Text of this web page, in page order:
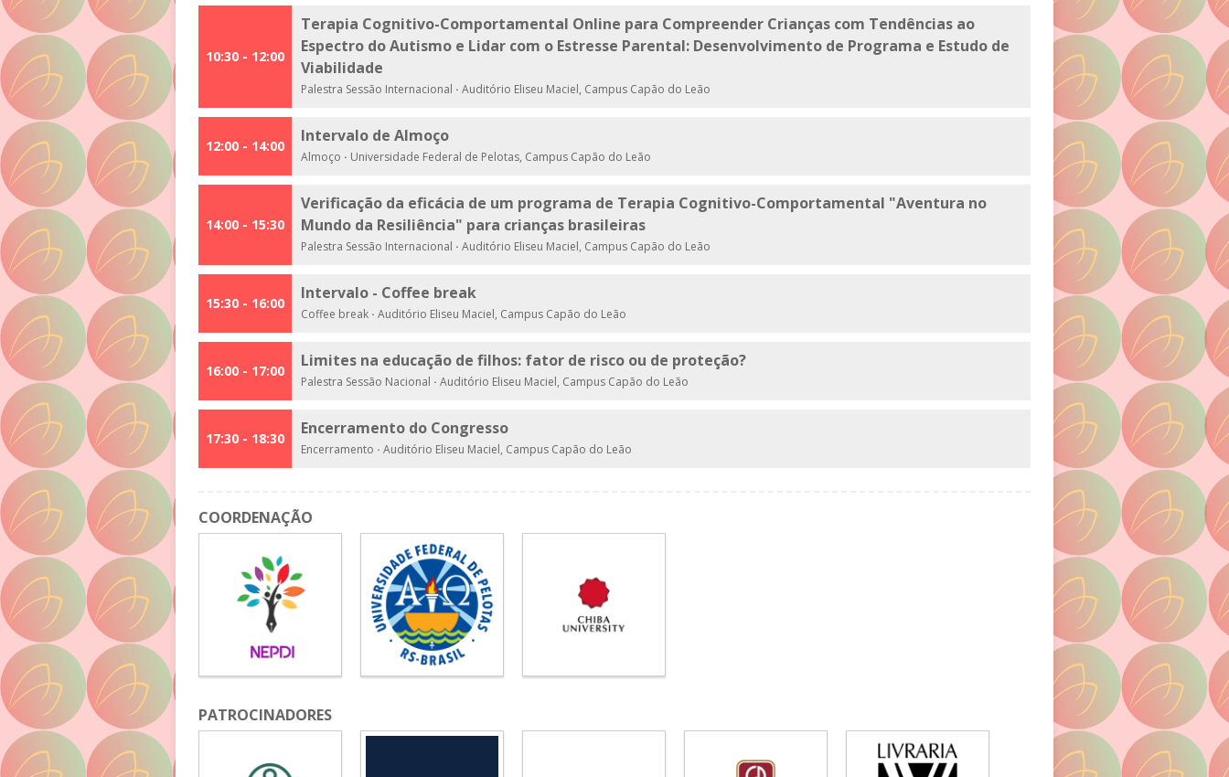
10:30 - 12:00
Terapia Cognitivo-Comportamental Online para Compreender Crianças com Tendências ao
Espectro do Autismo e Lidar com o Estresse Parental: Desenvolvimento de Programa e Estudo de
Viabilidade
Palestra Sessão Internacional · Auditório Eliseu Maciel, Campus Capão do Leão
12:00 - 14:00
Intervalo de Almoço
Almoço · Universidade Federal de Pelotas, Campus Capão do Leão
14:00 - 15:30
Verificação da eficácia de um programa de Terapia Cognitivo-Comportamental "Aventura no
Mundo da Resiliência" para crianças brasileiras
Palestra Sessão Internacional · Auditório Eliseu Maciel, Campus Capão do Leão
15:30 - 16:00
Intervalo - Coffee break
Coffee break · Auditório Eliseu Maciel, Campus Capão do Leão
16:00 - 17:00
Limites na educação de filhos: fator de risco ou de proteção?
Palestra Sessão Nacional · Auditório Eliseu Maciel, Campus Capão do Leão
17:30 - 18:30
Encerramento do Congresso
Encerramento · Auditório Eliseu Maciel, Campus Capão do Leão
COORDENAÇÃO
PATROCINADORES